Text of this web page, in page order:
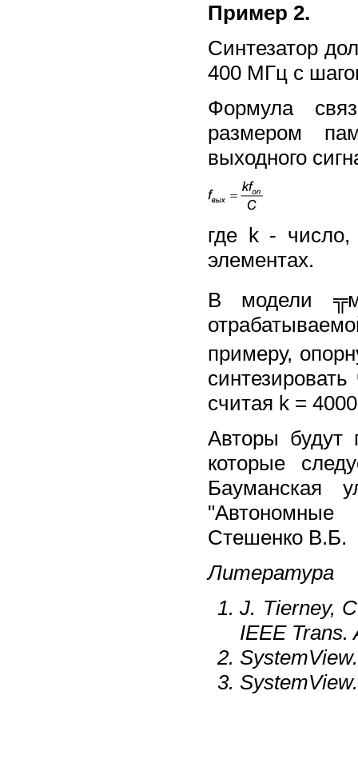
Пример 2.
Синтезатор
400 МГц с
Формула
размером
выходного
где k -
элементах.
В модели
примеру,
считая k =
Авторы будут
которые
Стешенко В.Б.
Литература
J. Tierney,
IEEE Trans.